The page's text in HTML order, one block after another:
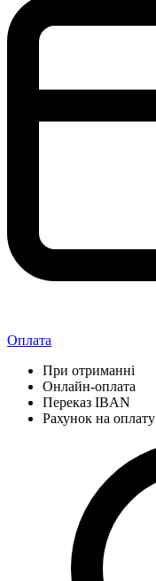
Оплата
При отриманні
Онлайн-оплата
Переказ IBAN
Рахунок на оплату